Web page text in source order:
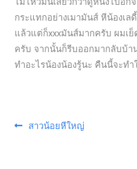
กระแทกอย่างเมามันส์ หีน้องเ
แล้วแต่ก็xxxมันส์มากครับ ผมเ
ครับ จากนั้นก็รีบออกมากลับบ้า
ทำอะไรน้องน้องรู้นะ คืนนี้จะทำ
แนะแนวเรื่อง
สาวน้อยหีใหญ่